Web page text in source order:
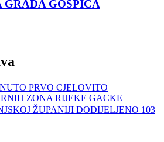
GOSPIĆA
PRVO CJELOVITO
ZONA RIJEKE GACKE
ŽUPANIJI DODIJELJENO 103